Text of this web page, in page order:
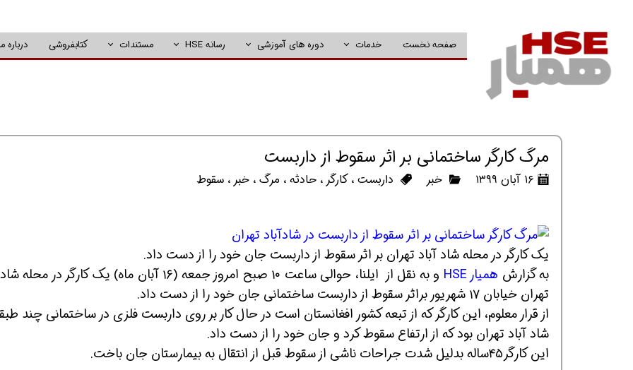
صفحه نخست خدمات دوره های آموزشی رسانه HSE
پادکست Safety Cast
مستندات کتابفروشی درباره
مرگ کارگر ساختمانی بر اثر سقوط از داربست
۱۶ آبان ۱۳۹۹ خبر داربست، کارگر ، حادثه، مرگ، خبر ، سقوط
یک کارگر در محله شاد آباد تهران بر اثر سقوط از داربست جان خود را از دست داد.
به گزارش همیار HSE
و به نقل از ایلنا، حوالی ساعت ۱۰ صبح امروز جمعه (۱۶ آبان ماه) یک کارگر در
تهران خیابان ۱۷ شهریور براثر سقوط از داربست ساختمانی جان خود را از دست داد.
از قرار معلوم، این کارگر که از تبعه کشور افغانستان است در حال کار بر روی داربست فلزی در ساختمانی چند
شاد آباد تهران بود که از ارتفاع سقوط کرد و جان خود را از دست داد.
این کارگر۴۵ساله بدلیل شدت جراحات ناشی از سقوط قبل از انتقال به بیمارستان جان باخت.